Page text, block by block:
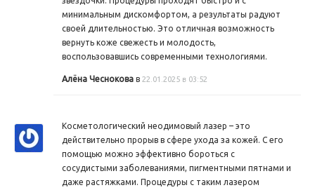
минимальным дискомфортом, а результаты радуют
своей длительностью. Это отличная возможность
вернуть коже свежесть и молодость,
воспользовавшись современными технологиями.
Алёна Чеснокова в 22.01.2025 в 03:52
Косметологический неодимовый лазер – это
действительно прорыв в сфере ухода за кожей. С его
помощью можно эффективно бороться с
сосудистыми заболеваниями, пигментными пятнами и
даже растяжками. Процедуры с таким лазером